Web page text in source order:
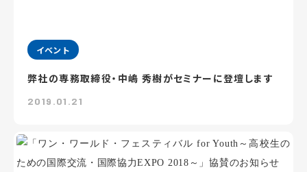
イベント
弊社の専務取締役・中嶋 秀樹がセミナーに登壇します
2019.01.21